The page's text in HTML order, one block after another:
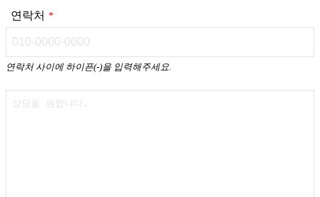
연락처 *
연락처 사이에 하이픈(-)을 입력해주세요.